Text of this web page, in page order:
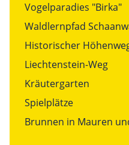
Vogelparadies "Birka"
Waldlernpfad
Historischer
Liechtenstein-Weg
Kräutergarten
Spielplätze
Brunnen in Mauren